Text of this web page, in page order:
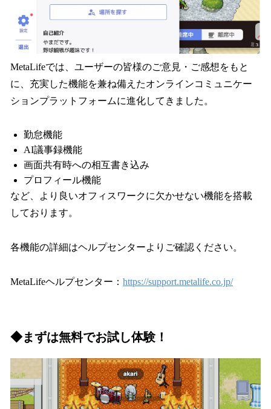
MetaLifeでは、ユーザーの皆様のご意見・ご感想をもと
に、充実した機能を兼ね備えたオンラインコミュニケー
ションプラットフォームに進化してきました。
勤怠機能
AI議事録機能
画面共有時への相互書き込み
プロフィール機能
など、より良いオフィスワークに欠かせない機能を搭載
しております。
各機能の詳細はヘルプセンターよりご確認ください。
MetaLifeヘルプセンター： https://support.metalife.co.jp/
◆まずは無料でお試し体験！